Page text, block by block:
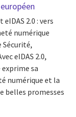
2.0 : vers
numérique
Sécurité,
eIDAS 2.0,
exprime sa
numérique et la
belles promesses